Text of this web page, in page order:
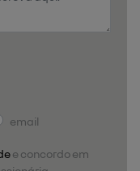
email
e concordo em